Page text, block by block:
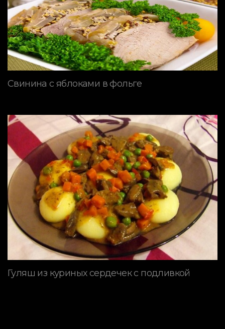
Свинина с яблоками в фольге
Гуляш из куриных сердечек с подливкой